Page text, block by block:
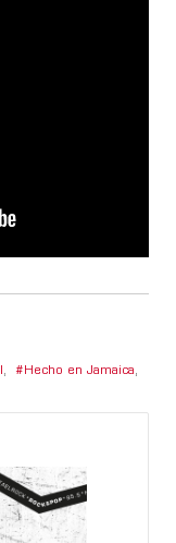
, Hecho en Jamaica,